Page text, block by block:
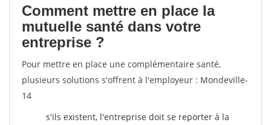
Comment mettre en place la
mutuelle santé dans votre
entreprise ?
Pour mettre en place une complémentaire santé,
plusieurs solutions s'offrent à l'employeur : Mondeville-
14
s'ils existent, l'entreprise doit se reporter à la